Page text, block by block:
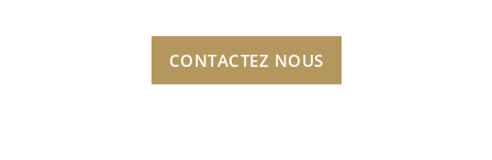
CONTACTEZ NOUS